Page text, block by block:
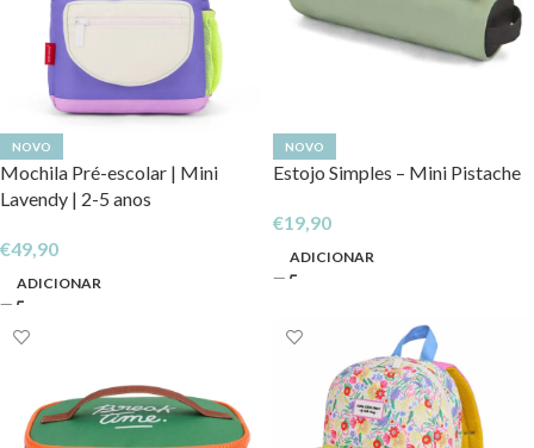
NOVO
Mochila Pré-escolar | Mini
Lavendy | 2-5 anos
€49,90
ADICIONAR
NOVO
Estojo Simples – Mini Pistache
€19,90
ADICIONAR